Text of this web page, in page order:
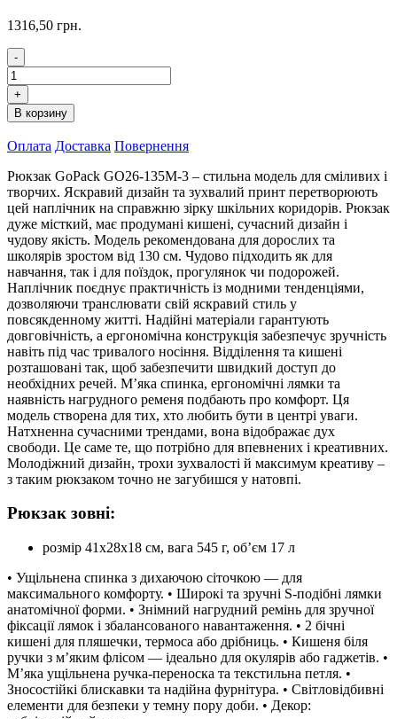
1316,50 грн.
-
Рюкзак
GoPack
Teens
GO26-
3
кількість
+
В корзину
Оплата Доставка Повернення
Рюкзак GoPack GO26-135M-3 – стильна модель для сміливих і
творчих. Яскравий дизайн та зухвалий принт перетворюють
цей наплічник на справжню зірку шкільних коридорів. Рюкзак
дуже місткий, має продумані кишені, сучасний дизайн і
чудову якість. Модель рекомендована для дорослих та
школярів зростом від 130 см. Чудово підходить як для
навчання, так і для поїздок, прогулянок чи подорожей.
Наплічник поєднує практичність із модними тенденціями,
дозволяючи транслювати свій яскравий стиль у
повсякденному житті. Надійні матеріали гарантують
довговічність, а ергономічна конструкція забезпечує зручність
навіть під час тривалого носіння. Відділення та кишені
розташовані так, щоб забезпечити швидкий доступ до
необхідних речей. М’яка спинка, ергономічні лямки та
наявність нагрудного ременя подбають про комфорт. Ця
модель створена для тих, хто любить бути в центрі уваги.
Натхненна сучасними трендами, вона відображає дух
свободи. Це саме те, що потрібно для впевнених і креативних.
Молодіжний дизайн, трохи зухвалості й максимум креативу –
з таким рюкзаком точно не загубишся у натовпі.
Рюкзак зовні:
розмір 41x28x18 см, вага 545 г, об’єм 17 л
• Ущільнена спинка з дихаючою сіточкою — для
максимального комфорту. • Широкі та зручні S-подібні лямки
анатомічної форми. • Знімний нагрудний ремінь для зручної
фіксації лямок і збалансованого навантаження. • 2 бічні
кишені для пляшечки, термоса або дрібниць. • Кишеня біля
ручки з м’яким флісом — ідеально для окулярів або гаджетів. •
М’яка ущільнена ручка-переноска та текстильна петля. •
Зносостійкі блискавки та надійна фурнітура. • Світловідбивні
елементи для безпеки у темну пору доби. • Декор: